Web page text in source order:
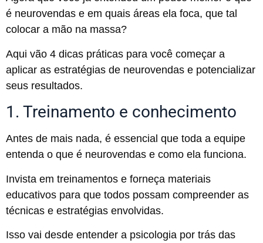
é neurovendas e em quais áreas ela foca, que tal
colocar a mão na massa?
Aqui vão 4 dicas práticas para você começar a
aplicar as estratégias de neurovendas e potencializar
seus resultados.
1. Treinamento e conhecimento
Antes de mais nada, é essencial que toda a equipe
entenda o que é neurovendas e como ela funciona.
Invista em treinamentos e forneça materiais
educativos para que todos possam compreender as
técnicas e estratégias envolvidas.
Isso vai desde entender a psicologia por trás das